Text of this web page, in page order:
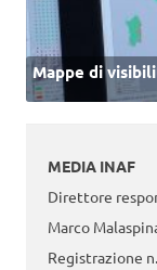
Mappe di
MEDIA INAF
Direttore
Marco
Registrazione